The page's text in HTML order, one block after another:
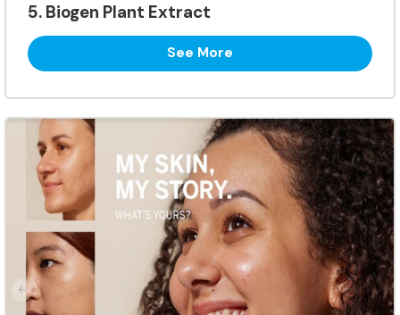
5. Biogen Plant Extract
See More